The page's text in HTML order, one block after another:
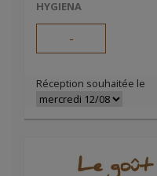
HYGIENA
-
Réception souhaitée le